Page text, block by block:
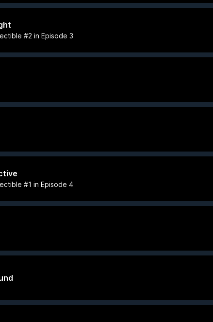
#2 in Episode 3
#1 in Episode 4